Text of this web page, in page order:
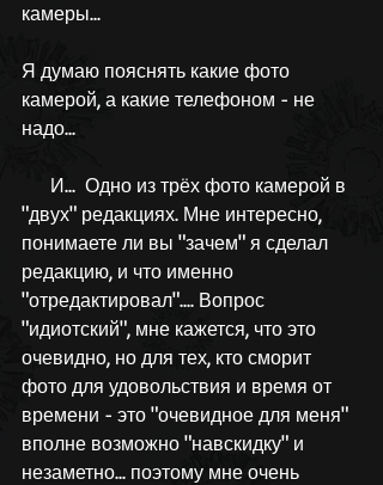
камеры...
Я думаю пояснять какие фото
камерой, а какие телефоном - не
надо...
"двух" редакциях. Мне интересно,
понимаете ли вы "зачем" я сделал
редакцию, и что именно
"отредактировал".... Вопрос
"идиотский", мне кажется, что это
очевидно, но для тех, кто сморит
фото для удовольствия и время от
времени - это "очевидное для меня"
вполне возможно "навскидку" и
незаметно... поэтому мне очень